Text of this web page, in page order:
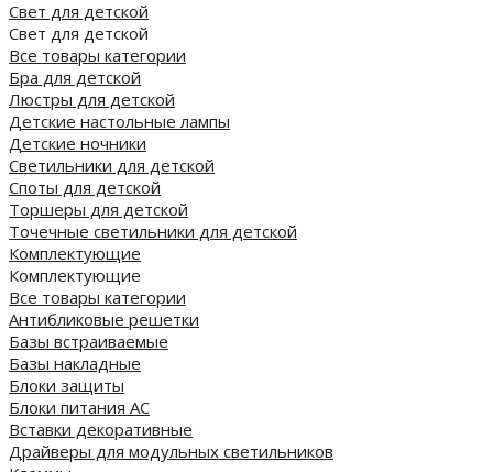
Свет для детской
Свет для детской
Все товары категории
Бра для детской
Люстры для детской
Детские настольные лампы
Детские ночники
Светильники для детской
Споты для детской
Торшеры для детской
Точечные светильники для детской
Комплектующие
Комплектующие
Все товары категории
Антибликовые решетки
Базы встраиваемые
Базы накладные
Блоки защиты
Блоки питания AC
Вставки декоративные
Драйверы для модульных светильников